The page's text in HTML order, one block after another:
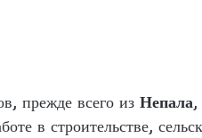
прежде всего из Непала,
в строительстве,